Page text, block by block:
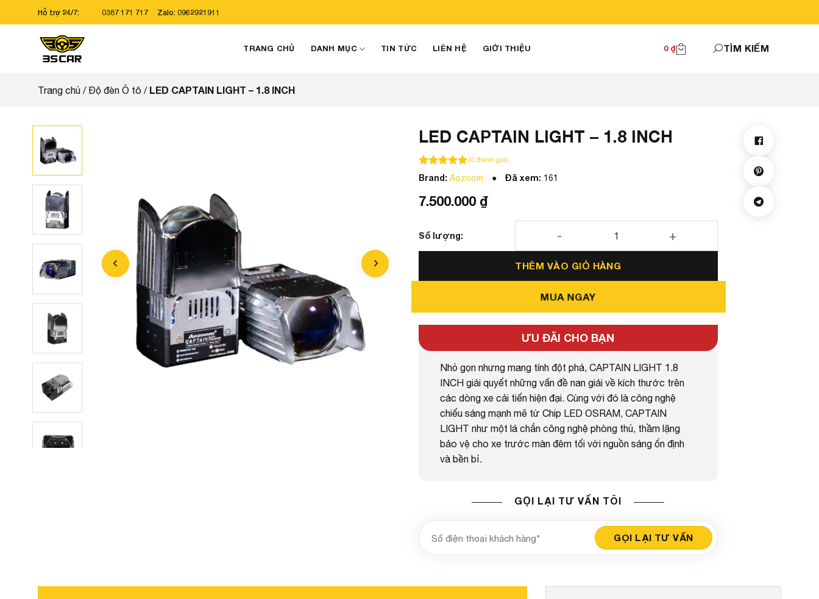
qua
Hỗ trợ 24/7: 0387 171 717 Zalo: 0962921911
TRANG CHỦ DANH MỤC TIN TỨC LIÊN HỆ GIỚI THIỆU 0 ₫ TÌM KIẾM
Trang chủ / Độ đèn Ô tô / LED CAPTAIN LIGHT – 1.8 INCH
LED CAPTAIN LIGHT – 1.8 INCH
100trên 5 dựa trên
100 đánh giá
(0đánh giá)
Brand: Aozoom Đã xem: 161
7.500.000 ₫
LED CAPTAIN LIGHT - 1.8 INCH số lượng
THÊM VÀO GIỎ HÀNG
MUA NGAY
ƯU ĐÃI CHO BẠN
Nhỏ gọn nhưng mang tính đột phá, CAPTAIN LIGHT 1.8
INCH giải quyết những vấn đề nan giải về kích thước trên
các dòng xe cải tiến hiện đại. Cùng với đó là công nghệ
chiếu sáng mạnh mẽ từ Chip LED OSRAM, CAPTAIN
LIGHT như một lá chắn công nghệ phòng thủ, thầm lặng
bảo vệ cho xe trước màn đêm tối với nguồn sáng ổn định
và bền bỉ.
GỌI LẠI TƯ VẤN TÔI